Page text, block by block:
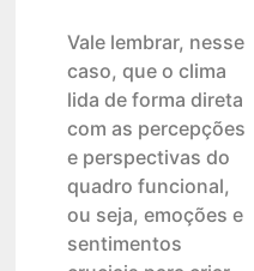
Vale lembrar, nesse
caso, que o clima
lida de forma direta
com as percepções
e perspectivas do
quadro funcional,
ou seja, emoções e
sentimentos